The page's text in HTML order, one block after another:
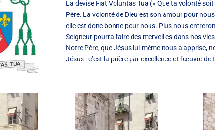
La devise Fiat Voluntas Tua (« Que ta volonté
Père. La volonté de Dieu est son amour pour
elle est donc bonne pour nous. Plus nous
Seigneur pourra faire des merveilles dans nos
Notre Père, que Jésus lui-même nous a apprise,
Jésus : c’est la prière par excellence et l’œuvre de